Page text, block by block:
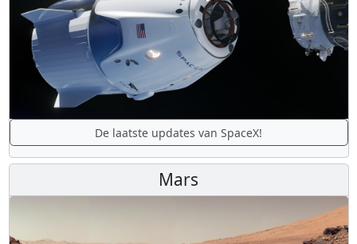
De laatste updates van SpaceX!
Mars